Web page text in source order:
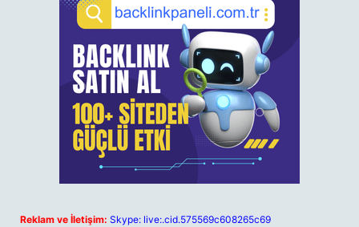
Reklam ve İletişim: Skype: live:.cid.575569c608265c69